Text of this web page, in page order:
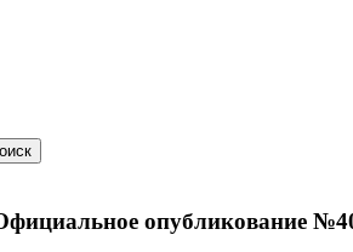
опубликование